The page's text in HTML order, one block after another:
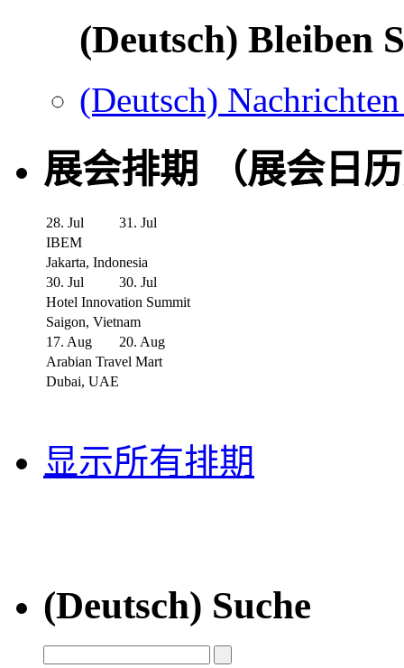
(Deutsch) Bleiben
(Deutsch)
展会排期 （展会日
28. Jul
31. Jul
IBEM
Jakarta, Indonesia
30. Jul
30. Jul
Hotel Innovation Summit
Saigon, Vietnam
17. Aug
20. Aug
Arabian Travel Mart
Dubai, UAE
显示所有排期
(Deutsch) Suche